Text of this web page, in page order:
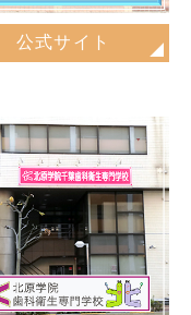
公式サイト